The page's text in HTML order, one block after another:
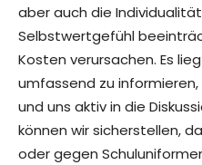
aber auch die
Selbstwertgefühl
Kosten verursachen. Es
umfassend zu
und uns aktiv in die
können wir sicherstellen,
oder gegen